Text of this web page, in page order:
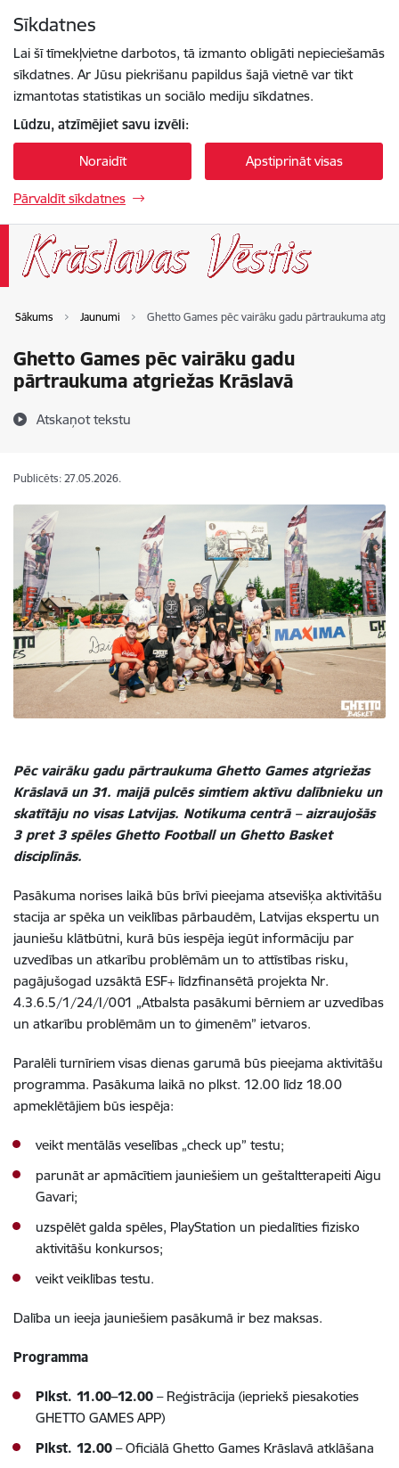
Sīkdatnes
Lai šī tīmekļvietne darbotos, tā izmanto obligāti nepieciešamās
sīkdatnes. Ar Jūsu piekrišanu papildus šajā vietnē var tikt
izmantotas statistikas un sociālo mediju sīkdatnes.
Lūdzu, atzīmējiet savu izvēli:
Noraidīt Apstiprināt visas
Pārvaldīt sīkdatnes
Sākums Jaunumi Ghetto Games pēc vairāku gadu pārtraukuma
Ghetto Games pēc vairāku gadu
pārtraukuma atgriežas Krāslavā
Atskaņot tekstu
Publicēts: 27.05.2026.
Pēc vairāku gadu pārtraukuma Ghetto Games atgriežas
Krāslavā un 31. maijā pulcēs simtiem aktīvu dalībnieku un
skatītāju no visas Latvijas. Notikuma centrā – aizraujošās
3 pret 3 spēles Ghetto Football un Ghetto Basket
disciplīnās.
Pasākuma norises laikā būs brīvi pieejama atsevišķa aktivitāšu
stacija ar spēka un veiklības pārbaudēm, Latvijas ekspertu un
jauniešu klātbūtni, kurā būs iespēja iegūt informāciju par
uzvedības un atkarību problēmām un to attīstības risku,
pagājušogad uzsāktā ESF+ līdzfinansētā projekta Nr.
4.3.6.5/1/24/I/001 „Atbalsta pasākumi bērniem ar uzvedības
un atkarību problēmām un to ģimenēm” ietvaros.
Paralēli turnīriem visas dienas garumā būs pieejama aktivitāšu
programma. Pasākuma laikā no plkst. 12.00 līdz 18.00
apmeklētājiem būs iespēja:
veikt mentālās veselības „check up” testu;
parunāt ar apmācītiem jauniešiem un geštaltterapeiti Aigu
Gavari;
uzspēlēt galda spēles, PlayStation un piedalīties fizisko
aktivitāšu konkursos;
veikt veiklības testu.
Dalība un ieeja jauniešiem pasākumā ir bez maksas.
Programma
Plkst. 11.00–12.00 – Reģistrācija (iepriekš piesakoties
GHETTO GAMES APP)
Plkst. 12.00 – Oficiālā Ghetto Games Krāslavā atklāšana